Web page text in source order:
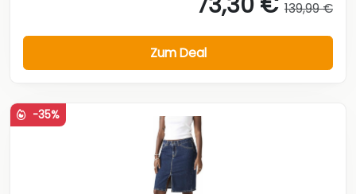
139,99 €
Zum Deal
-35%